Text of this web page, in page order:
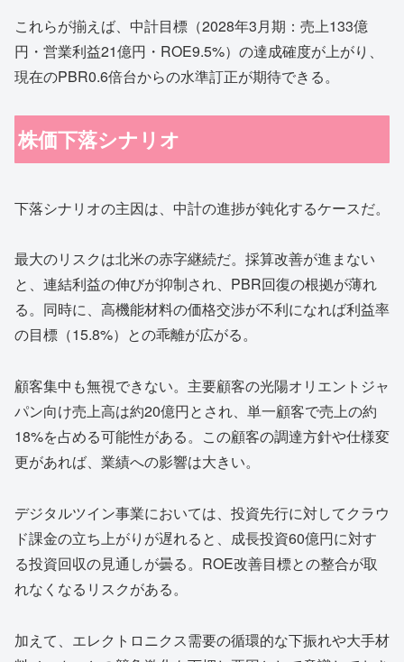
これらが揃えば、中計目標（2028年3月期：売上133億
円・営業利益21億円・ROE9.5%）の達成確度が上がり、
現在のPBR0.6倍台からの水準訂正が期待できる。
株価下落シナリオ
下落シナリオの主因は、中計の進捗が鈍化するケースだ。
最大のリスクは北米の赤字継続だ。採算改善が進まない
と、連結利益の伸びが抑制され、PBR回復の根拠が薄れ
る。同時に、高機能材料の価格交渉が不利になれば利益率
の目標（15.8%）との乖離が広がる。
顧客集中も無視できない。主要顧客の光陽オリエントジャ
パン向け売上高は約20億円とされ、単一顧客で売上の約
18%を占める可能性がある。この顧客の調達方針や仕様変
更があれば、業績への影響は大きい。
デジタルツイン事業においては、投資先行に対してクラウ
ド課金の立ち上がりが遅れると、成長投資60億円に対す
る投資回収の見通しが曇る。ROE改善目標との整合が取
れなくなるリスクがある。
加えて、エレクトロニクス需要の循環的な下振れや大手材